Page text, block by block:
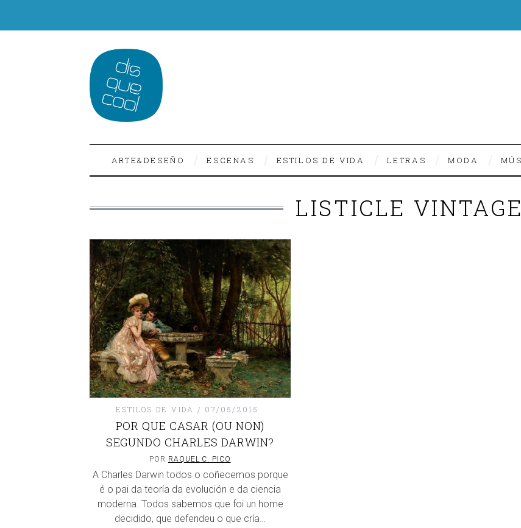
ARTE&DESEÑO ESCENAS ESTILOS DE VIDA LETRAS MODA
LISTICLE VINTAGE
ESTILOS DE VIDA 07/05/2015
POR QUE CASAR (OU NON)
SEGUNDO CHARLES DARWIN?
POR RAQUEL C. PICO
A Charles Darwin todos o coñecemos porque
é o pai da teoría da evolución e da ciencia
moderna. Todos sabemos que foi un home
decidido, que defendeu o que cría…